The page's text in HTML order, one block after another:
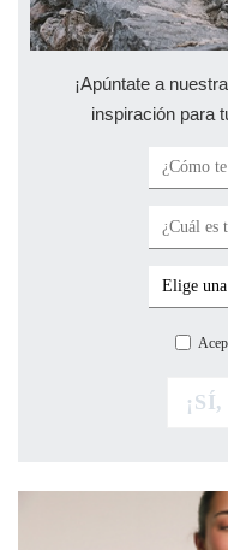
¡Apúntate a
inspiración para